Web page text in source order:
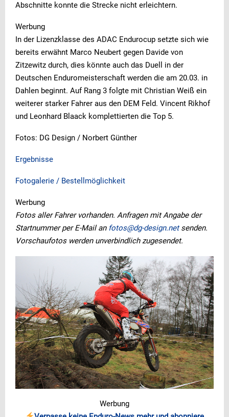
Abschnitte konnte die Strecke nicht erleichtern.
Werbung
In der Lizenzklasse des ADAC Endurocup setzte sich wie
bereits erwähnt Marco Neubert gegen Davide von
Zitzewitz durch, dies könnte auch das Duell in der
Deutschen Enduromeisterschaft werden die am 20.03. in
Dahlen beginnt. Auf Rang 3 folgte mit Christian Weiß ein
weiterer starker Fahrer aus den DEM Feld. Vincent Rikhof
und Leonhard Blaack komplettierten die Top 5.
Fotos: DG Design / Norbert Günther
Ergebnisse
Fotogalerie / Bestellmöglichkeit
Werbung
Fotos aller Fahrer vorhanden. Anfragen mit Angabe der
Startnummer per E-Mail an fotos@dg-design.netsenden.
Vorschaufotos werden unverbindlich zugesendet.
Werbung